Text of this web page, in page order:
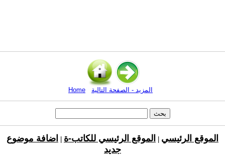
Home المزيد - الصفحة التالية
الموقع الرئيسي الموقع الرئيسي للكاتب-ة
اضافة موضوع
جديد